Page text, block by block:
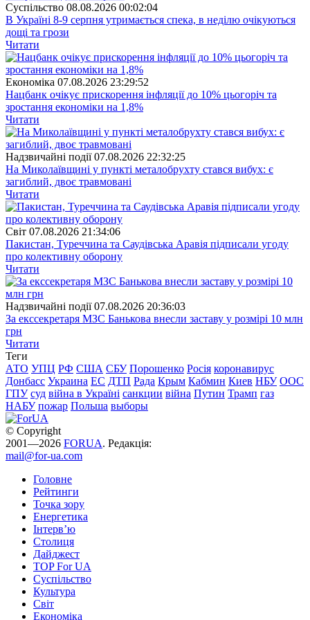
Суспiльство 08.08.2026 00:02:04
В Україні 8-9 серпня утримається спека, в неділю очікуються
дощі та грози
Читати
Економіка 07.08.2026 23:29:52
Нацбанк очікує прискорення інфляції до 10% цьогоріч та
зростання економіки на 1,8%
Читати
Надзвичайні події 07.08.2026 22:32:25
На Миколаївщині у пункті металобрухту стався вибух: є
загиблий, двоє травмовані
Читати
Свiт 07.08.2026 21:34:06
Пакистан, Туреччина та Саудівська Аравія підписали угоду
про колективну оборону
Читати
Надзвичайні події 07.08.2026 20:36:03
За екссекретаря МЗС Банькова внесли заставу у розмірі 10 млн
грн
Читати
Теги
АТО УПЦ РФ США СБУ Порошенко Росія коронавирус
Донбасс Украина ЕС ДТП Рада Крым Кабмин Киев НБУ ООС
ГПУ суд війна в Україні санкции війна Путин Трамп газ
НАБУ пожар Польша выборы
© Copyright
2001—2026 FORUA. Редакція:
mail@for-ua.com
Головне
Рейтинги
Точка зору
Енергетика
Інтерв’ю
Столиця
Дайджест
TOP For UA
Суспiльство
Культура
Світ
Економіка